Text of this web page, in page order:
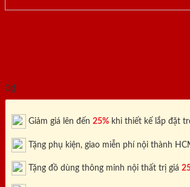
0₫
Giảm giá lên đến 25% khi thiết kế lắp đặt
Tặng phụ kiện, giao miễn phí nội thành
Tặng đồ dùng thông minh nội thất trị giá